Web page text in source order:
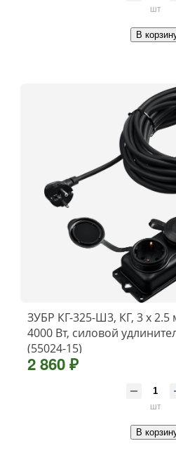
шт
В
ЗУБР КГ-325-Ш3, КГ, 3 x 2.5
4000 Вт, силовой
(55024-15)
2 860 ₽
шт
В